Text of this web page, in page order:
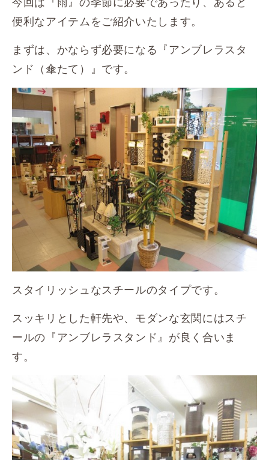
便利なアイテムをご紹介いたします。
まずは、かならず必要になる『アンブレラスタ
ンド（傘たて）』です。
スタイリッシュなスチールのタイプです。
スッキリとした軒先や、モダンな玄関にはスチ
ールの『アンブレラスタンド』が良く合いま
す。